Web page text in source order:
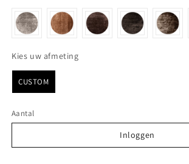
Kies uw afmetingKies uw afmeting
CUSTOM
Aantal
Inloggen
Inloggen